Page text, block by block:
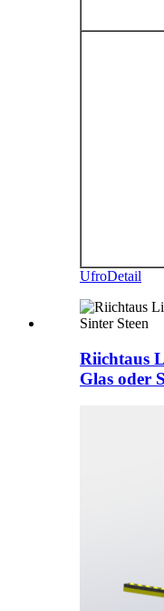
UfroDetail
Riichtaus
Glas oder